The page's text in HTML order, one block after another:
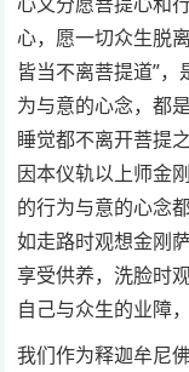
心，愿一切众生脱
皆当不离菩提道”
为与意的心念，都
睡觉都不离开菩提
因本仪轨以上师金
的行为与意的心念
如走路时观想金刚
享受供养，洗脸时
自己与众生的业障
我们作为释迦牟尼